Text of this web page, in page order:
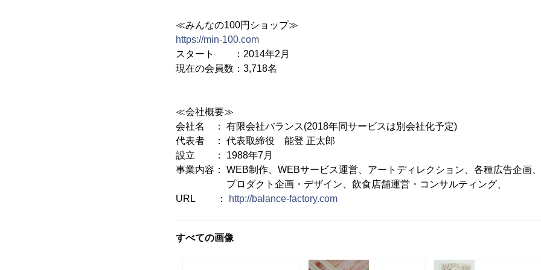
≪みんなの100円ショップ≫
https://min-100.com
スタート ：2014年2月
現在の会員数：3,718名
≪会社概要≫
会社名 ： 有限会社バランス(2018年同サービスは別会社化予定)
代表者 ： 代表取締役 能登 正太郎
設立 ： 1988年7月
事業内容： WEB制作、WEBサービス運営、アートディレクション、各種広告企画、
プロダクト企画・デザイン、飲食店舗運営・コンサルティング、
URL ：
http://balance-factory.com
すべての画像